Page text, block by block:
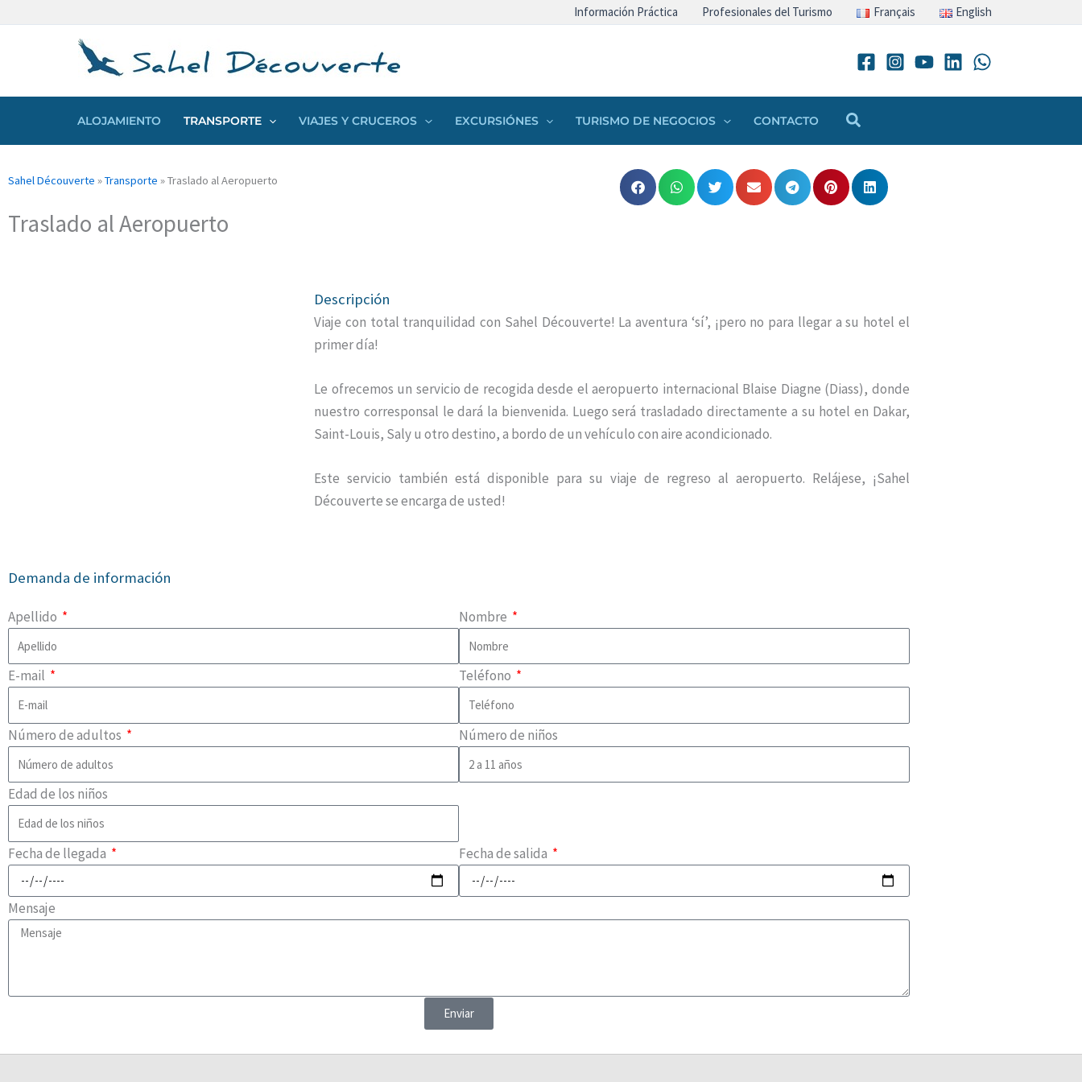
Información Práctica Profesionales del Turismo Français English
ALOJAMIENTO TRANSPORTE VIAJES Y CRUCEROS EXCURSIÓNES TURISMO DE NEGOCIOS CONTACTO Buscar
Sahel Découverte »Transporte »Traslado al Aeropuerto
Traslado al Aeropuerto
Descripción
Viaje con total tranquilidad con Sahel Découverte! La aventura ‘sí’, ¡pero no para llegar a su hotel el
primer día!
Le ofrecemos un servicio de recogida desde el aeropuerto internacional Blaise Diagne (Diass), donde
nuestro corresponsal le dará la bienvenida. Luego será trasladado directamente a su hotel en Dakar,
Saint-Louis, Saly u otro destino, a bordo de un vehículo con aire acondicionado.
Este servicio también está disponible para su viaje de regreso al aeropuerto. Relájese, ¡Sahel
Découverte se encarga de usted!
Demanda de información
Apellido Nombre
E-mail Teléfono
Número de adultos Número de niños
Edad de los niños
Fecha de llegada Fecha de salida
Mensaje
Enviar